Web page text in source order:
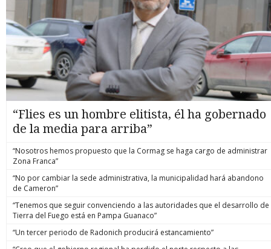
“Flies es un hombre elitista, él ha gobernado
de la media para arriba”
“Nosotros hemos propuesto que la Cormag se haga cargo de administrar
Zona Franca”
“No por cambiar la sede administrativa, la municipalidad hará abandono
de Cameron”
“Tenemos que seguir convenciendo a las autoridades que el desarrollo de
Tierra del Fuego está en Pampa Guanaco”
“Un tercer periodo de Radonich producirá estancamiento”